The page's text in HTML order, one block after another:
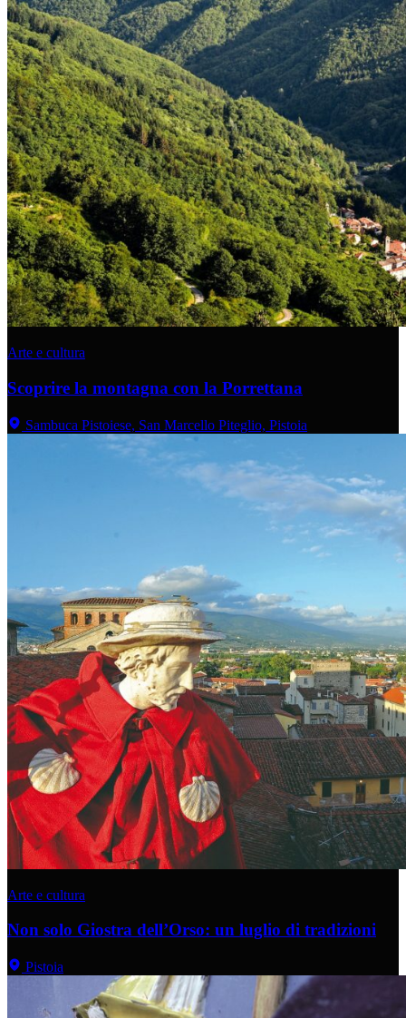
Arte e cultura
Scoprire la montagna con la Porrettana
Sambuca Pistoiese, San Marcello Piteglio, Pistoia
Arte e cultura
Non solo Giostra dell’Orso: un luglio di tradizioni
Pistoia